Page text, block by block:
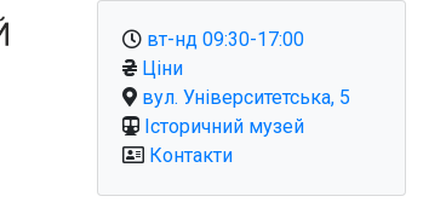
вт-нд 09:30-17:00
Ціни
вул. Університетська, 5
Історичний музей
Контакти